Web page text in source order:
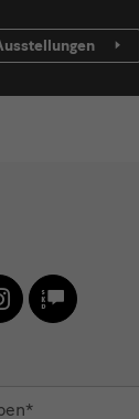
InstagramSKD
Blog